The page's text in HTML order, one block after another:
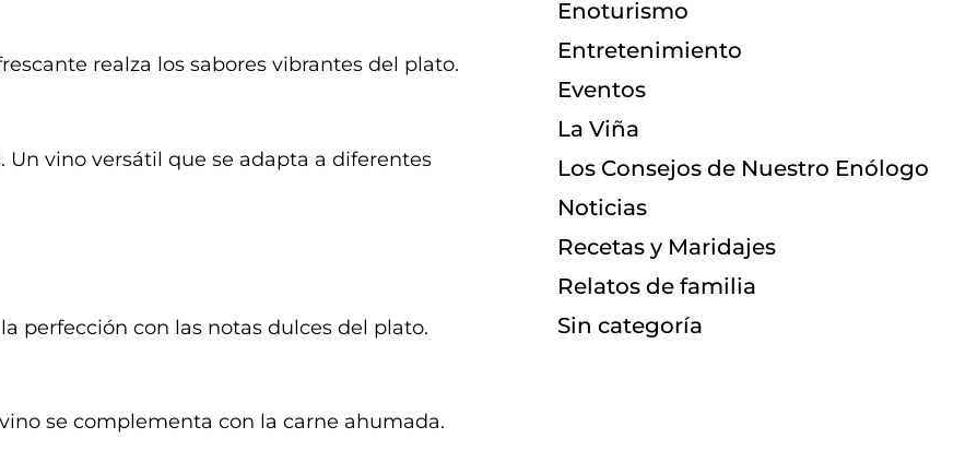
realza los sabores vibrantes del plato.
vino versátil que se adapta a diferentes
perfección con las notas dulces del plato.
se complementa con la carne ahumada.
Enoturismo
Entretenimiento
Eventos
La Viña
Los Consejos de Nuestro Enólogo
Noticias
Recetas y Maridajes
Relatos de familia
Sin categoría